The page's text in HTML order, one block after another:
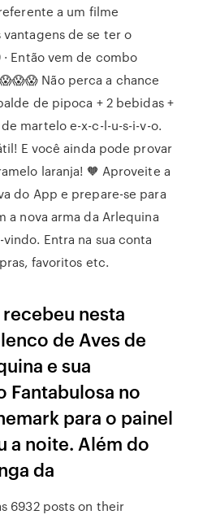
a um filme
de se ter o
Então vem de combo
Não perca a chance
de pipoca + 2 bebidas +
martelo e-x-c-l-u-s-i-v-o.
E você ainda pode provar
laranja! 🧡 Aproveite a
do App e prepare-se para
a nova arma da Arlequina
Entra na sua conta
favoritos etc.
recebeu nesta
de Aves de
e sua
Fantabulosa no
para o painel
a noite. Além do
da
6932 posts on their